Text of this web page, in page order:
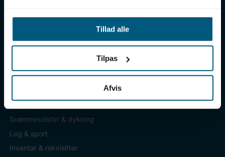
Tillad alle
Tilpas
Afvis
info@lml-sport.dk
Svømmeudstyr & dykning
Leg & sport
Inventar & rekvisitter